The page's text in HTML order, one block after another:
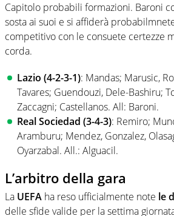
Capitolo probabili formazioni. Baroni
sosta ai suoi e si affiderà
competitivo con le consuete certezze
corda.
Lazio (4-2-3-1): Mandas; Marusic,
Tavares; Guendouzi, Dele-Bashiru;
Zaccagni; Castellanos. All: Baroni.
Real Sociedad (3-4-3): Remiro;
Aramburu; Mendez, Gonzalez,
Oyarzabal. All.: Alguacil.
L’arbitro della gara
La UEFA ha reso ufficialmente note le
delle sfide valide per la settima